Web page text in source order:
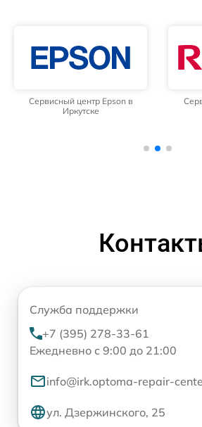
Сервисный центр Epson в
Иркутске
Служба поддержки
+7 (395) 278-33-61
Ежедневно с 9:00 до 21:00
info@irk.optoma-repair-
ул. Дзержинского, 25